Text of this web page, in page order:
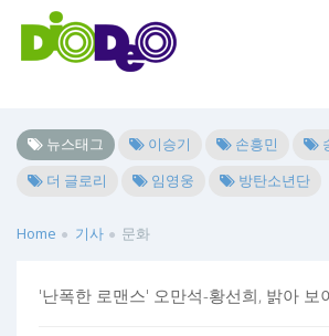
뉴스태그 이승기 손흥민
더 글로리
임영웅 방탄소년단
Home 기사 문화
'난폭한 로맨스' 오만석-황선희, 밝아 보